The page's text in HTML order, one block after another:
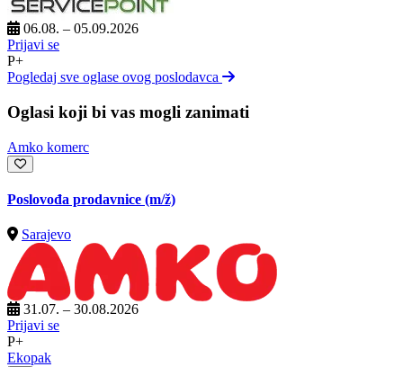
06.08. – 05.09.2026
Prijavi se
P+
Pogledaj sve oglase ovog poslodavca
Oglasi koji bi vas mogli zanimati
Amko komerc
Poslovođa prodavnice (m/ž)
Sarajevo
31.07. – 30.08.2026
Prijavi se
P+
Ekopak